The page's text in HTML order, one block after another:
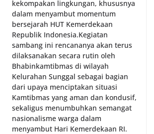
kekompakan lingkungan, khususnya
dalam menyambut momentum
bersejarah HUT Kemerdekaan
Republik Indonesia.‎Kegiatan
sambang ini rencananya akan terus
dilaksanakan secara rutin oleh
Bhabinkamtibmas di wilayah
Kelurahan Sunggal sebagai bagian
dari upaya menciptakan situasi
Kamtibmas yang aman dan kondusif,
sekaligus menumbuhkan semangat
nasionalisme warga dalam
menyambut Hari Kemerdekaan RI.